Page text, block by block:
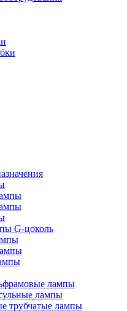
G-цоколь
лампы
лампы
трубчатые лампы